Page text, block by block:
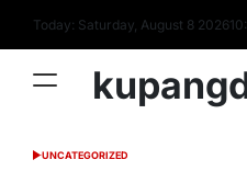
content
Today: Saturday, August 8 202610:
POSTED
UNCATEGORIZED